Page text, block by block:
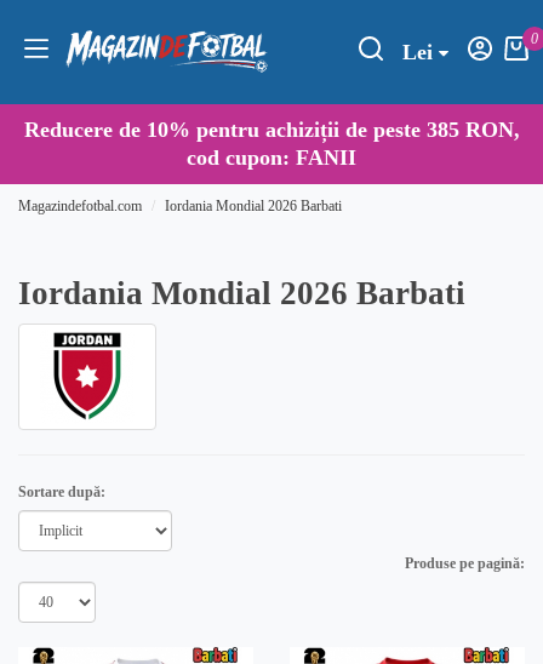
Lei
0
Reducere de 10% pentru achiziții de peste 385 RON,
cod cupon: FANII
Magazindefotbal.com Iordania Mondial 2026 Barbati
Iordania Mondial 2026 Barbati
Sortare după:
Produse pe pagină: